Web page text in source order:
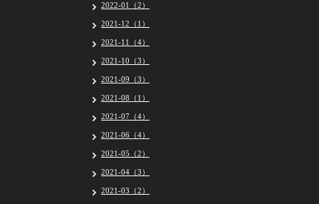
2022-01（2）
2021-12（1）
2021-11（4）
2021-10（3）
2021-09（3）
2021-08（1）
2021-07（4）
2021-06（4）
2021-05（2）
2021-04（3）
2021-03（2）